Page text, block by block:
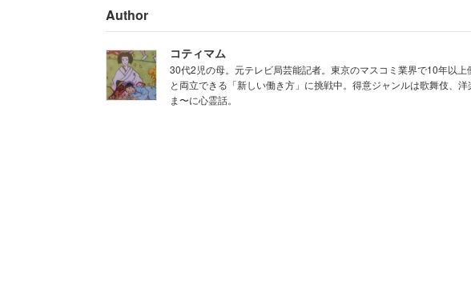
都内の高額な家賃や、光熱費、食費、被服費を考えると、
をしているのに借金生活を強いられるとは、何のために働
Author
コティマム
30代2児の母。元テレビ局芸能記者。東京のマスコミ業界で10年以
と両立できる「新しい働き方」に挑戦中。得意ジャンルは歌舞伎、
ま〜に心霊話。